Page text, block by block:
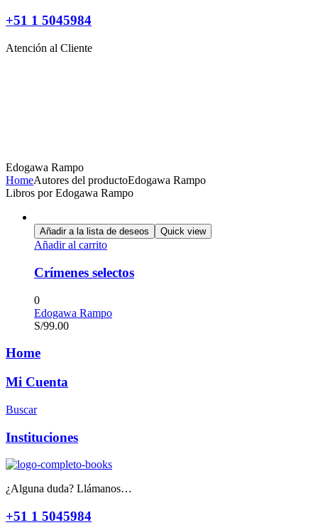
+51 1 5045984
Atención al Cliente
Edogawa Rampo
HomeAutores del productoEdogawa Rampo
Libros por Edogawa Rampo
Añadir a la lista de deseos Quick view
Añadir al carrito
Crímenes selectos
0
Edogawa Rampo
S/99.00
Home
Mi Cuenta
Buscar
Instituciones
¿Alguna duda? Llámanos…
+51 1 5045984